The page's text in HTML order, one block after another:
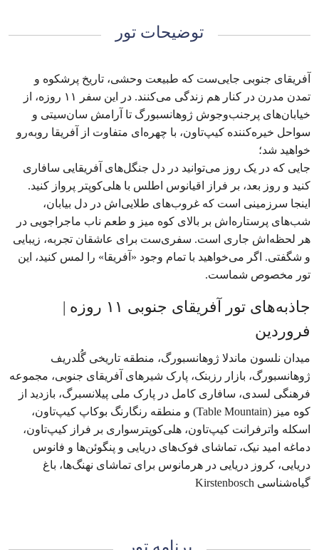
توضیحات تور
آفریقای جنوبی جایی‌ست که طبیعت وحشی، تاریخ پرشکوه و
تمدن مدرن در کنار هم زندگی می‌کنند. در این سفر ۱۱ روزه، از
خیابان‌های پرجنب‌وجوش ژوهانسبورگ تا آرامش سان‌سیتی و
سواحل خیره‌کننده کیپ‌تاون، با چهره‌ای متفاوت از آفریقا روبه‌رو
خواهید شد؛
جایی که در یک روز می‌توانید در دل جنگل‌های آفریقایی سافاری
کنید و روز بعد، بر فراز اقیانوس اطلس با هلی‌کوپتر پرواز کنید.
اینجا سرزمینی است که غروب‌های طلایی‌اش در دل بیابان،
شب‌های پرستاره‌اش بر بالای کوه میز و طعم ناب ماجراجویی در
هر لحظه‌اش جاری است. سفری‌ست برای عاشقان تجربه، زیبایی
و شگفتی. اگر می‌خواهید با تمام وجود «آفریقا» را لمس کنید، این
تور مخصوص شماست.
جاذبه‌های تور آفریقای جنوبی ۱۱ روزه |
فروردین
میدان نلسون ماندلا ژوهانسبورگ، منطقه تاریخی گُلدریف
ژوهانسبورگ، بازار رز‌بنک، پارک شیرهای آفریقای جنوبی، مجموعه
فرهنگی لسدی، سافاری کامل در پارک ملی پیلانسبرگ، بازدید از
کوه میز (Table Mountain) و منطقه رنگارنگ بوکاپ کیپ‌تاون،
اسکله واترفرانت کیپ‌تاون، هلی‌کوپترسواری بر فراز کیپ‌تاون،
دماغه امید نیک، تماشای فوک‌های دریایی و پنگوئن‌ها و فانوس
دریایی، کروز دریایی در هرمانوس برای تماشای نهنگ‌ها، باغ
گیاه‌شناسی Kirstenbosch